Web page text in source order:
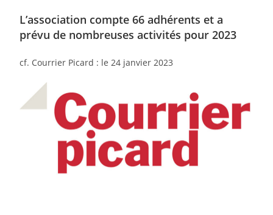
L’association compte 66 adhérents et a
prévu de nombreuses activités pour 2023
cf. Courrier Picard : le 24 janvier 2023